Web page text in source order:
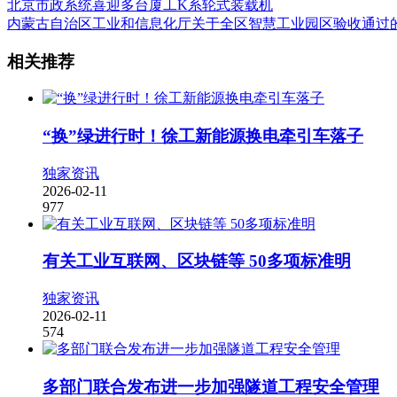
北京市政系统喜迎多台厦工K系轮式装载机
内蒙古自治区工业和信息化厅关于全区智慧工业园区验收通过
相关推荐
“换”绿进行时！徐工新能源换电牵引车落子
独家资讯
2026-02-11
977
有关工业互联网、区块链等 50多项标准明
独家资讯
2026-02-11
574
多部门联合发布进一步加强隧道工程安全管理